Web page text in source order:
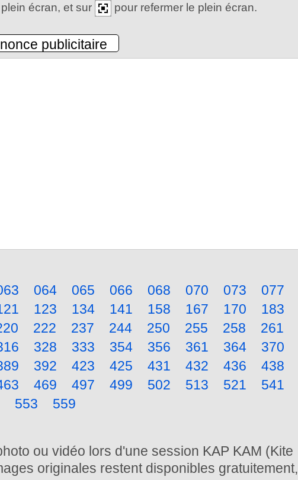
écran, et sur pour refermer le plein écran.
publicitaire
064 065 066 068 070 073 077
123 134 141 158 167 170 183
222 237 244 250 255 258 261
328 333 354 356 361 364 370
392 423 425 431 432 436 438
469 497 499 502 513 521 541
553
559
ou vidéo lors d'une session KAP KAM (Kite
originales restent disponibles gratuitement,